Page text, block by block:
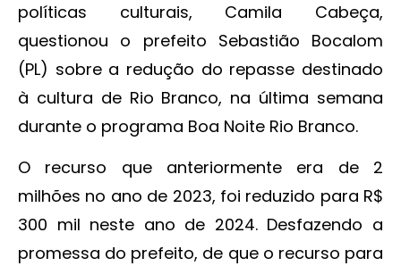
políticas culturais, Camila Cabeça,
questionou o prefeito Sebastião Bocalom
(PL) sobre a redução do repasse destinado
à cultura de Rio Branco, na última semana
durante o programa Boa Noite Rio Branco.
O recurso que anteriormente era de 2
milhões no ano de 2023, foi reduzido para R$
300 mil neste ano de 2024. Desfazendo a
promessa do prefeito, de que o recurso para